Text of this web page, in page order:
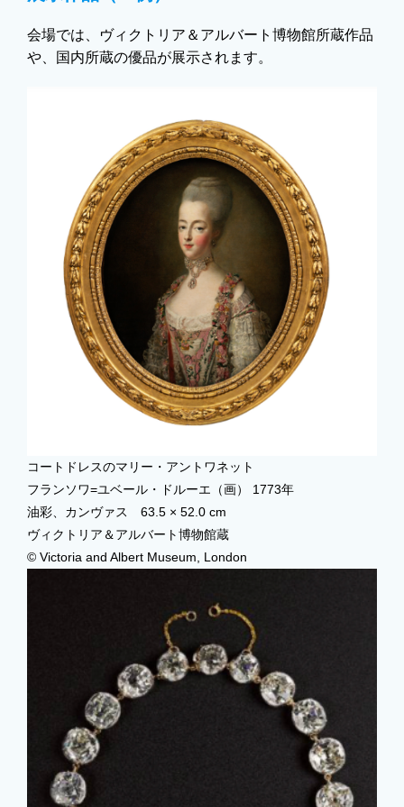
会場では、ヴィクトリア＆アルバート博物館所蔵作品
や、国内所蔵の優品が展示されます。
コートドレスのマリー・アントワネット
フランソワ=ユベール・ドルーエ（画） 1773年
油彩、カンヴァス 63.5 × 52.0 cm
ヴィクトリア＆アルバート博物館蔵
© Victoria and Albert Museum, London